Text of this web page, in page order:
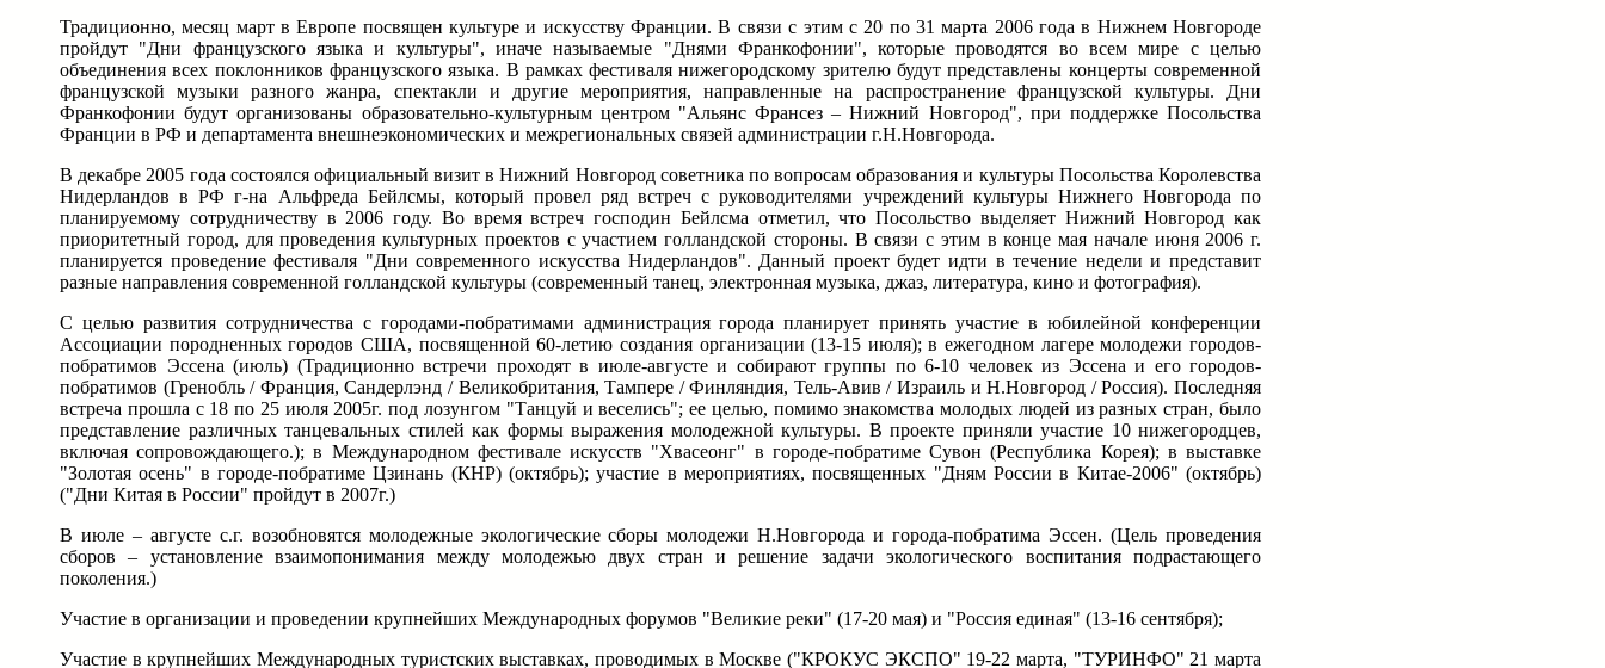
Традиционно, месяц март в Европе посвящен культуре и искусству Франции. В связи с этим с 20 по 31 марта 2006 года в Нижнем Новгороде
пройдут "Дни французского языка и культуры", иначе называемые "Днями Франкофонии", которые проводятся во всем мире с целью
объединения всех поклонников французского языка. В рамках фестиваля нижегородскому зрителю будут представлены концерты современной
французской музыки разного жанра, спектакли и другие мероприятия, направленные на распространение французской культуры. Дни
Франкофонии будут организованы образовательно-культурным центром "Альянс Франсез – Нижний Новгород", при поддержке Посольства
Франции в РФ и департамента внешнеэкономических и межрегиональных связей администрации г.Н.Новгорода.
В декабре 2005 года состоялся официальный визит в Нижний Новгород советника по вопросам образования и культуры Посольства Королевства
Нидерландов в РФ г-на Альфреда Бейлсмы, который провел ряд встреч с руководителями учреждений культуры Нижнего Новгорода по
планируемому сотрудничеству в 2006 году. Во время встреч господин Бейлсма отметил, что Посольство выделяет Нижний Новгород как
приоритетный город, для проведения культурных проектов с участием голландской стороны. В связи с этим в конце мая начале июня 2006 г.
планируется проведение фестиваля "Дни современного искусства Нидерландов". Данный проект будет идти в течение недели и представит
разные направления современной голландской культуры (современный танец, электронная музыка, джаз, литература, кино и фотография).
С целью развития сотрудничества с городами-побратимами администрация города планирует принять участие в юбилейной конференции
Ассоциации породненных городов США, посвященной 60-летию создания организации (13-15 июля); в ежегодном лагере молодежи городов-
побратимов Эссена (июль) (Традиционно встречи проходят в июле-августе и собирают группы по 6-10 человек из Эссена и его городов-
побратимов (Гренобль / Франция, Сандерлэнд / Великобритания, Тампере / Финляндия, Тель-Авив / Израиль и Н.Новгород / Россия). Последняя
встреча прошла с 18 по 25 июля 2005г. под лозунгом "Танцуй и веселись"; ее целью, помимо знакомства молодых людей из разных стран, было
представление различных танцевальных стилей как формы выражения молодежной культуры. В проекте приняли участие 10 нижегородцев,
включая сопровождающего.); в Международном фестивале искусств "Хвасеонг" в городе-побратиме Сувон (Республика Корея); в выставке
"Золотая осень" в городе-побратиме Цзинань (КНР) (октябрь); участие в мероприятиях, посвященных "Дням России в Китае-2006" (октябрь)
("Дни Китая в России" пройдут в 2007г.)
В июле – августе с.г. возобновятся молодежные экологические сборы молодежи Н.Новгорода и города-побратима Эссен. (Цель проведения
сборов – установление взаимопонимания между молодежью двух стран и решение задачи экологического воспитания подрастающего
поколения.)
Участие в организации и проведении крупнейших Международных форумов "Великие реки" (17-20 мая) и "Россия единая" (13-16 сентября);
Участие в крупнейших Международных туристских выставках, проводимых в Москве ("КРОКУС ЭКСПО" 19-22 марта, "ТУРИНФО" 21 марта